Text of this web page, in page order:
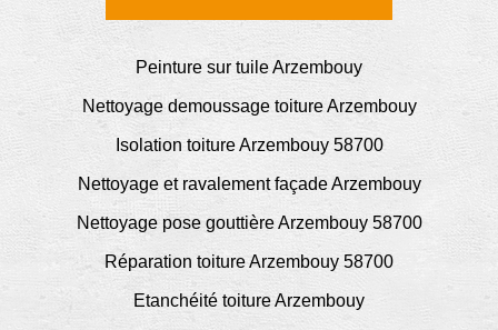
Peinture sur tuile Arzembouy
Nettoyage demoussage toiture Arzembouy
Isolation toiture Arzembouy 58700
Nettoyage et ravalement façade Arzembouy
Nettoyage pose gouttière Arzembouy 58700
Réparation toiture Arzembouy 58700
Etanchéité toiture Arzembouy